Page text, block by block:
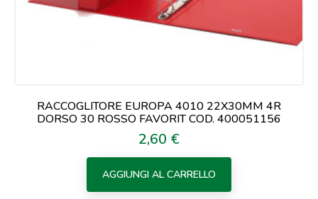
RACCOGLITORE EUROPA 4010 22X30MM 4R
DORSO 30 ROSSO FAVORIT COD. 400051156
Prezzo
2,60 €
AGGIUNGI AL CARRELLO